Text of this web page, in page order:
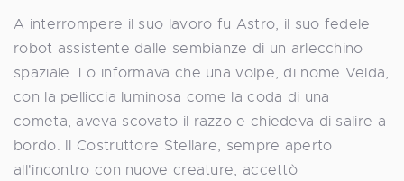
A interrompere il suo lavoro fu Astro, il suo fedele
robot assistente dalle sembianze di un arlecchino
spaziale. Lo informava che una volpe, di nome Velda,
con la pelliccia luminosa come la coda di una
cometa, aveva scovato il razzo e chiedeva di salire a
bordo. Il Costruttore Stellare, sempre aperto
all'incontro con nuove creature, accettò